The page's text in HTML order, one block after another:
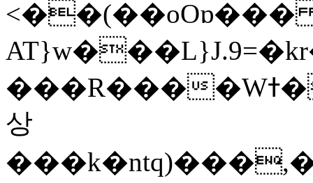
���R����Wߙ���o�O���ӯ��������?
상